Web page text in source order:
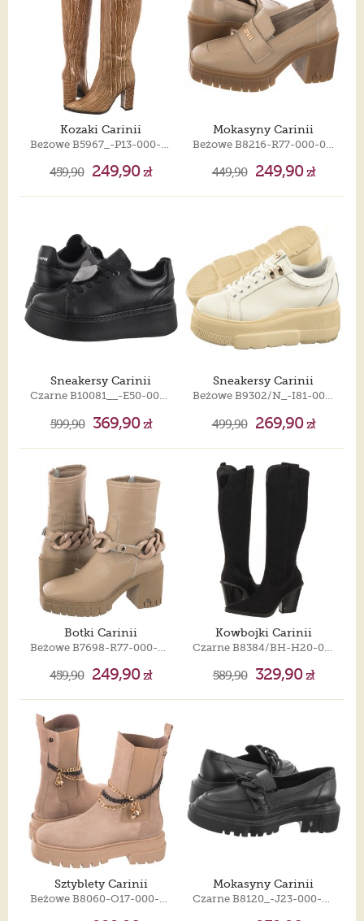
Kozaki Carinii
459,90 249,90zł
Mokasyny Carinii
Beżowe B8216-R77-000-000-E88
449,90 249,90zł
Sneakersy Carinii
Czarne B10081__-E50-000-000-F69
599,90 369,90zł
Sneakersy Carinii
Beżowe B9302/N_-I81-000-000-G07
499,90 269,90zł
Botki Carinii
459,90 249,90zł
Kowbojki Carinii
Czarne B8384/BH-H20-000-000-F23
589,90 329,90zł
Sztyblety Carinii
Beżowe B8060-O17-000-000-F01
Mokasyny Carinii
Czarne B8120_-J23-000-000-F25